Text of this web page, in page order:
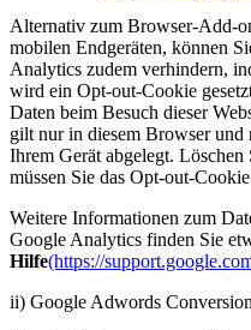
Alternativ zum Browser-Add-
mobilen Endgeräten, können
Analytics zudem verhindern,
wird ein Opt-out-Cookie
Daten beim Besuch dieser
gilt nur in diesem Browser
Ihrem Gerät abgelegt.
müssen Sie das Opt-out-
Weitere Informationen zum
Google Analytics finden Sie
Hilfe(https://
ii) Google Adwords